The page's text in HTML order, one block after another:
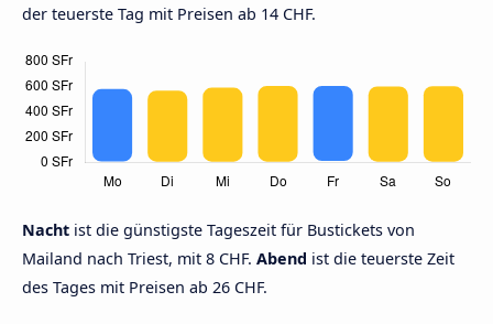
der teuerste Tag mit Preisen ab 14 CHF.
Nacht ist die günstigste Tageszeit für Bustickets von
Mailand nach Triest, mit 8 CHF. Abend ist die teuerste Zeit
des Tages mit Preisen ab 26 CHF.